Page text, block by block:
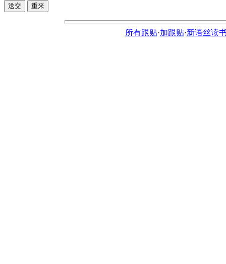
所有跟贴·加跟贴·新语丝读